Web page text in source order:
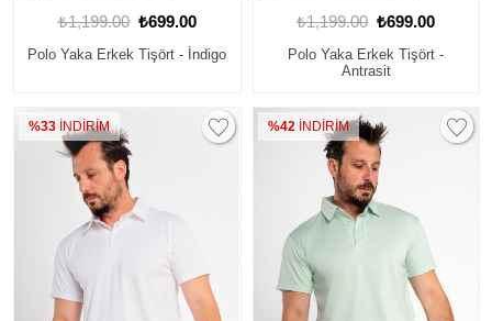
₺1,199.00 ₺699.00
Polo Yaka Erkek Tişört - İndigo
₺1,199.00 ₺699.00
Polo Yaka Erkek Tişört -
Antrasit
%33 İNDİRİM %42İNDİRİM